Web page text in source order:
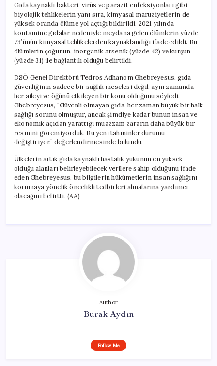
Gıda kaynaklı bakteri, virüs ve parazit enfeksiyonları gibi
biyolojik tehlikelerin yanı sıra, kimyasal maruziyetlerin de
yüksek oranda ölüme yol açtığı bildirildi. 2021 yılında
kontamine gıdalar nedeniyle meydana gelen ölümlerin yüzde
73’ünün kimyasal tehlikelerden kaynaklandığı ifade edildi. Bu
ölümlerin çoğunun, inorganik arsenik (yüzde 42) ve kurşun
(yüzde 31) ile bağlantılı olduğu belirtildi.
DSÖ Genel Direktörü Tedros Adhanom Ghebreyesus, gıda
güvenliğinin sadece bir sağlık meselesi değil, aynı zamanda
her aileyi ve öğünü etkileyen bir konu olduğunu söyledi.
Ghebreyesus, “Güvenli olmayan gıda, her zaman büyük bir halk
sağlığı sorunu olmuştur, ancak şimdiye kadar bunun insan ve
ekonomik açıdan yarattığı muazzam zararın daha büyük bir
resmini göremiyorduk. Bu yeni tahminler durumu
değiştiriyor.” değerlendirmesinde bulundu.
Ülkelerin artık gıda kaynaklı hastalık yükünün en yüksek
olduğu alanları belirleyebilecek verilere sahip olduğunu ifade
eden Ghebreyesus, bu bilgilerin hükümetlerin insan sağlığını
korumaya yönelik öncelikli tedbirleri almalarına yardımcı
olacağını belirtti. (AA)
Author
Burak Aydın
Follow Me